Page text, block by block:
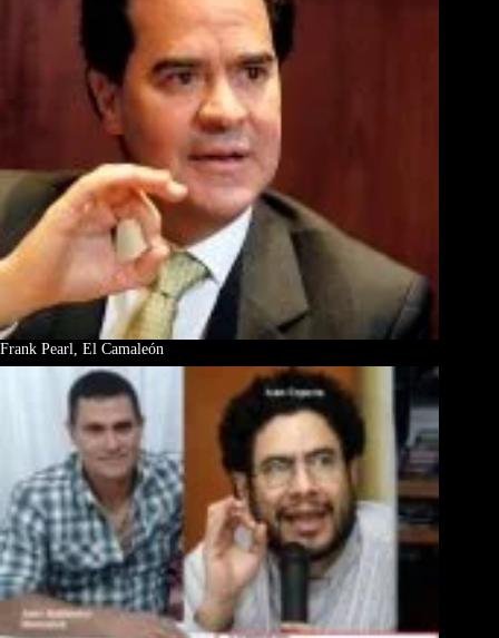
Frank Pearl, El Camaleón